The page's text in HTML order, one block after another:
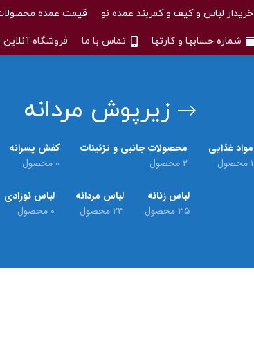
خریدار لباس و کیف و کمربند عمده نو قیمت عمده
شماره حسابها و کارتها تماس با ما فروشگاه
زیرپوش مردانه
مواد غذایی
۱ محصول
محصولات جانبی و تزئینات
۲ محصول
کفش پسرانه
۰ محصول
لباس زنانه
۳۵ محصول
لباس مردانه
۲۳ محصول
لباس نوزادی
۰ محصول